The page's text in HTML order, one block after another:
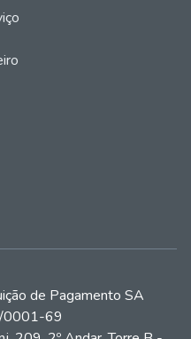
de Pagamento SA
0001-69